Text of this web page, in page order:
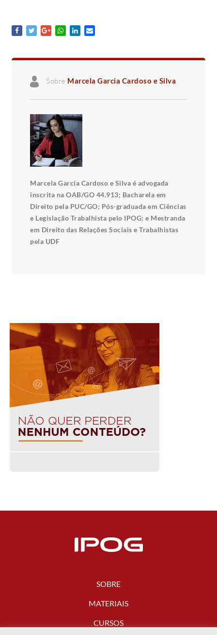
Sobre Marcela Garcia Cardoso e Silva
Marcela Garcia Cardoso e Silva é advogada
inscrita na OAB/GO 44.913; Bacharela em
Direito pela PUC/GO; Pós-graduada em Ciências
e Legislação Trabalhista pelo IPOG; e Mestranda
em Direito das Relações Sociais e Trabalhistas
pela UDF
SOBRE
MATERIAIS
CURSOS